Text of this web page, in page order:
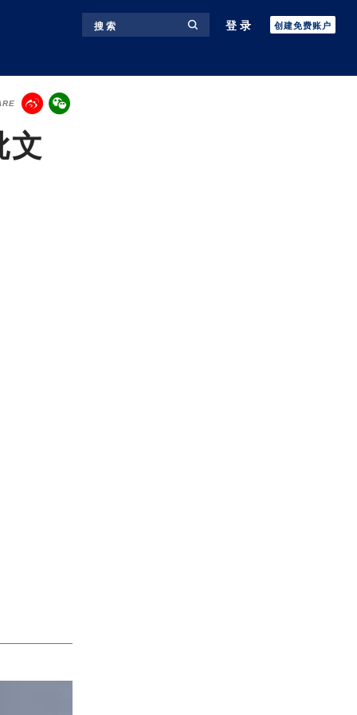
搜 索 登录 创建免费账户
文